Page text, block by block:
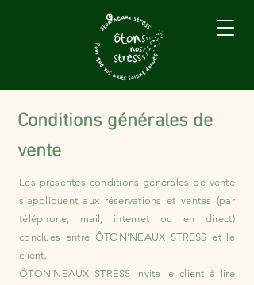
Conditions générales de
vente
Les présentes conditions générales de vente
s’appliquent aux réservations et ventes (par
téléphone, mail, internet ou en direct)
conclues entre ÔTON’NEAUX STRESS et le
client.
ÔTON’NEAUX STRESS invite le client à lire